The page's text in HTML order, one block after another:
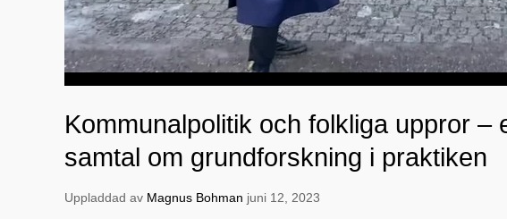
Kommunalpolitik och folkliga uppror –
samtal om grundforskning i praktiken
Uppladdad av Magnus Bohman juni 12, 2023